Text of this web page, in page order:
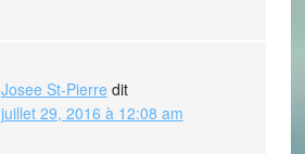
Josee St-Pierre dit
juillet 29, 2016 à 12:08 am